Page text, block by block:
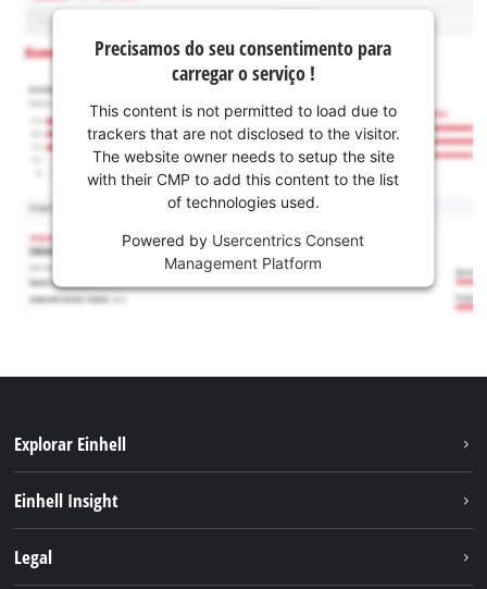
Precisamos do seu consentimento para
carregar o serviço !
This content is not permitted to load due to
trackers that are not disclosed to the visitor.
The website owner needs to setup the site
with their CMP to add this content to the list
of technologies used.
Powered by Usercentrics Consent
Management Platform
Explorar Einhell
Serviço
Einhell Insight
Legal